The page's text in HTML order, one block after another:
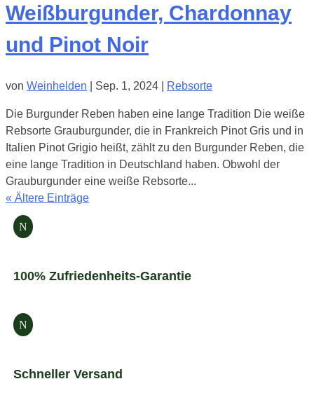
Weißburgunder, Chardonnay
und Pinot Noir
von Weinhelden Sep. 1, 2024 Rebsorte
Die Burgunder Reben haben eine lange Tradition Die weiße
Rebsorte Grauburgunder, die in Frankreich Pinot Gris und in
Italien Pinot Grigio heißt, zählt zu den Burgunder Reben, die
eine lange Tradition in Deutschland haben. Obwohl der
Grauburgunder eine weiße Rebsorte...
« Ältere Einträge
N
100% Zufriedenheits-Garantie
N
Schneller Versand